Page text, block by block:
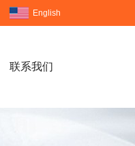
English
联系我们